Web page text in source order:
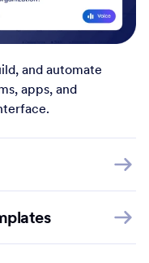
and automate
apps, and